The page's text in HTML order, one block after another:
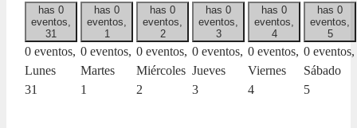
has 0
eventos,
31
0 eventos,
Lunes
31
has 0
eventos,
1
0 eventos,
Martes
1
has 0
eventos,
2
0 eventos,
Miércoles
2
has 0
eventos,
3
0 eventos,
Jueves
3
has 0
eventos,
4
0 eventos,
Viernes
4
has 0
eventos,
5
0 eventos,
Sábado
5